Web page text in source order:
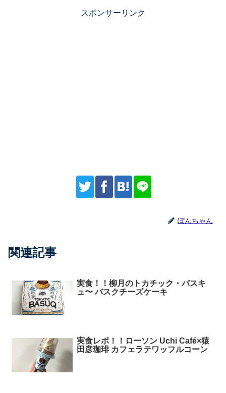
スポンサーリンク
ぽんちゃん
関連記事
実食！！柳月のトカチック・バスキ
ュ〜 バスクチーズケーキ
実食レポ！！ローソン Uchi Café×猿
田彦珈琲 カフェラテワッフルコーン